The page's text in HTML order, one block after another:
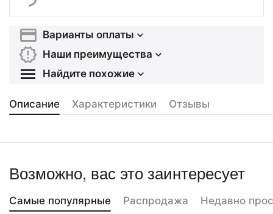
Варианты оплаты
Наши преимущества
Найдите похожие
Описание Характеристики Отзывы
Возможно, вас это заинтересует
Самые популярные Распродажа Недавно